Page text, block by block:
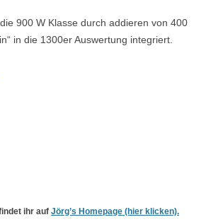
900 W Klasse durch addieren von 400
in die 1300er Auswertung integriert.
ihr auf Jörg’s Homepage (hier klicken).